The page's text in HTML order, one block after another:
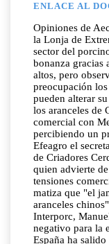
ENLACE AL
Opiniones de
la Lonja de
sector del
bonanza gracias
altos, pero
preocupación
pueden alterar
los aranceles de
comercial con
percibiendo un
Efeagro el
de Criadores
quien advierte
tensiones
matiza que "el
aranceles
Interporc,
negativo para la
España ha